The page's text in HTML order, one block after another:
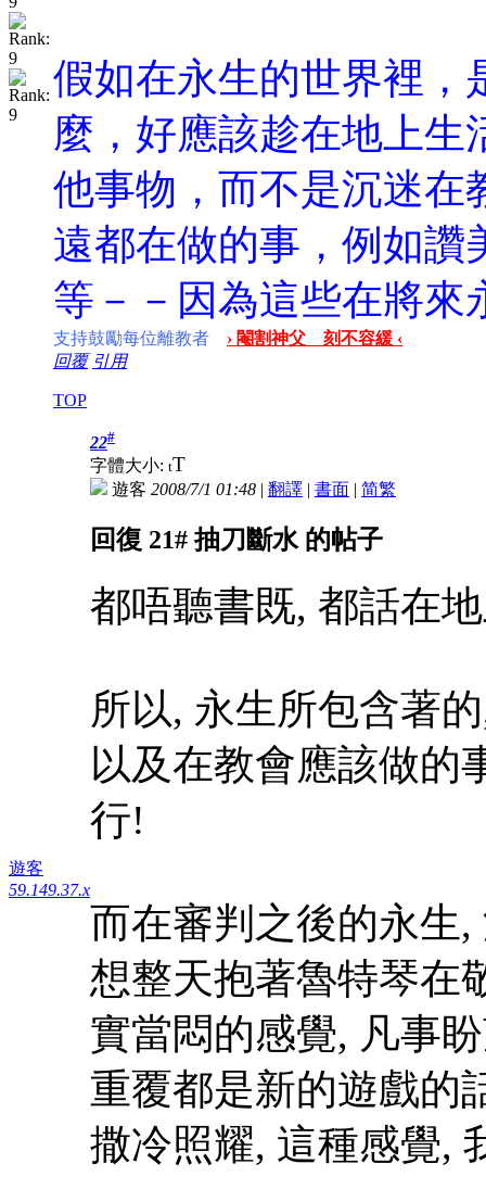
假如在永生的世界裡，
麼，好應該趁在地上生
他事物，而不是沉迷在
遠都在做的事，例如讚
等－－因為這些在將來
支持鼓勵每位離教者
› 閹割神父 刻不容緩 ‹
回覆 引用
TOP
遊客
59.149.37.x
22#
字體大小: tT
遊客 2008/7/1 01:48 | 翻譯 | 書面 | 简繁
回復 21# 抽刀斷水 的帖子
都唔聽書既, 都話在
所以, 永生所包含著
以及在教會應該做的
行!
而在審判之後的永生
想整天抱著魯特琴在
實當悶的感覺, 凡事
重覆都是新的遊戲的
撒冷照耀, 這種感覺,